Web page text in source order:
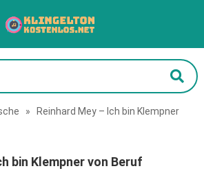
»
Reinhard Mey – Ich bin Klempner
bin Klempner von Beruf